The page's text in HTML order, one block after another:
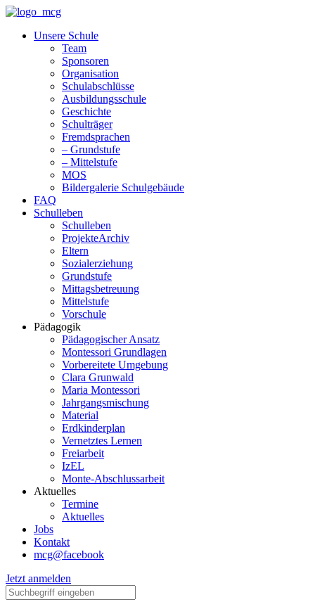
Unsere Schule
Team
Sponsoren
Organisation
Schulabschlüsse
Ausbildungsschule
Geschichte
Schulträger
Fremdsprachen
– Grundstufe
– Mittelstufe
MOS
Bildergalerie Schulgebäude
FAQ
Schulleben
Schulleben
ProjekteArchiv
Eltern
Sozialerziehung
Grundstufe
Mittagsbetreuung
Mittelstufe
Vorschule
Pädagogik
Pädagogischer Ansatz
Montessori Grundlagen
Vorbereitete Umgebung
Clara Grunwald
Maria Montessori
Jahrgangsmischung
Material
Erdkinderplan
Vernetztes Lernen
Freiarbeit
IzEL
Monte-Abschlussarbeit
Aktuelles
Termine
Aktuelles
Jobs
Kontakt
mcg@facebook
Jetzt anmelden